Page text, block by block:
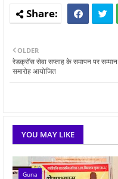
OLDER
रेडक्रॉस सेवा सप्ताह के समापन पर सम्मान
समारोह आयोजित
YOU MAY LIKE
Guna